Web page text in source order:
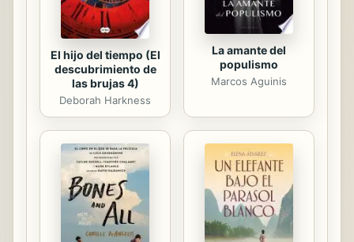
El hijo del tiempo (El
descubrimiento de
las brujas 4)
Deborah Harkness
La amante del
populismo
Marcos Aguinis